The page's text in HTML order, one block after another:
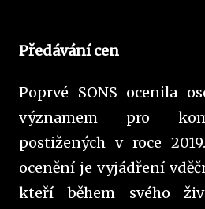
Předávání cen
Poprvé SONS ocenila
významem pro
postižených v roce
ocenění je vyjádření
kteří během svého